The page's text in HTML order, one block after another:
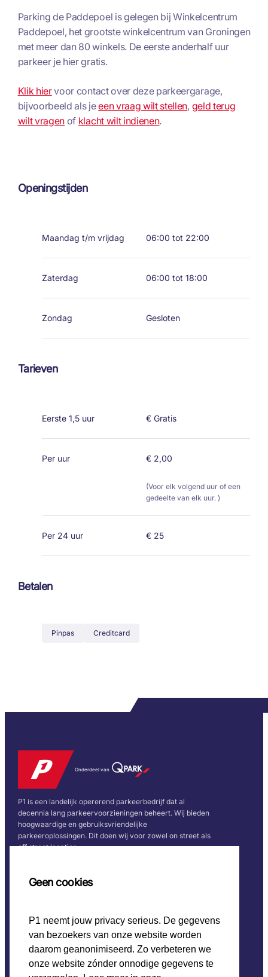
Geen cookies
P1 neemt jouw privacy serieus. De gegevens
van bezoekers van onze website worden
daarom geanonimiseerd. Zo verbeteren we
onze website zónder onnodige gegevens te
Parking de Paddepoel is gelegen bij Winkelcentrum
Paddepoel, het grootste winkelcentrum van Groningen
met meer dan 80 winkels. De eerste anderhalf uur
parkeer je hier gratis.
Klik hiervoor contact over deze parkeergarage,
bijvoorbeeld als jeeen vraag wilt stellen, geld terug
wilt vragen of klacht wilt indienen.
Openingstijden
Maandag t/m vrijdag 06:00 tot 22:00
Zaterdag 06:00 tot 18:00
Zondag Gesloten
Tarieven
Eerste 1,5 uur € Gratis
Per uur € 2,00
(Voor elk volgend uur of een
gedeelte van elk uur. )
Per 24 uur € 25
Betalen
Pinpas Creditcard
Onderdeel van
P1 is een landelijk opererend parkeerbedrijf dat al
decennia lang parkeervoorzieningen beheert. Wij bieden
hoogwaardige en gebruiksvriendelijke
parkeeroplossingen. Dit doen wij voor zowel on street als
off street locaties.
Snel naar
Home
CO2 beleid
Werken bij P1
Onze keurmerken